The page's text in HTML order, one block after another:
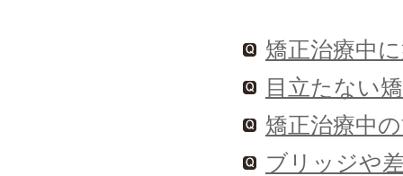
矯正治療中
目立たない
矯正治療中
ブリッジや